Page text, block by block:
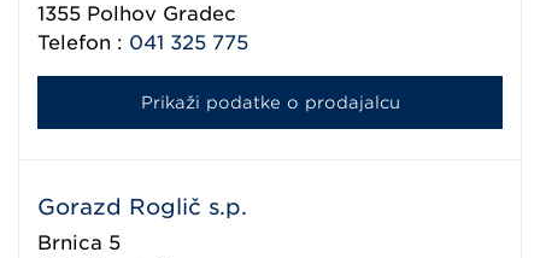
1355 Polhov Gradec
Telefon : 041 325 775
Prikaži podatke o prodajalcu
Gorazd Roglič s.p.
Brnica 5